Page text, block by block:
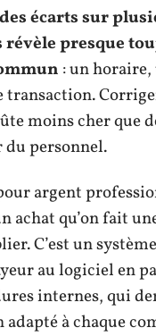
écarts sur
révèle presque
: un horaire,
transaction.
moins cher que
personnel.
argent
achat qu’on fait
C’est un
au logiciel en
internes, qui
adapté à chaque